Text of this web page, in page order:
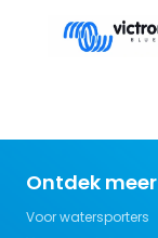
Ontdek meer
Voor watersporters